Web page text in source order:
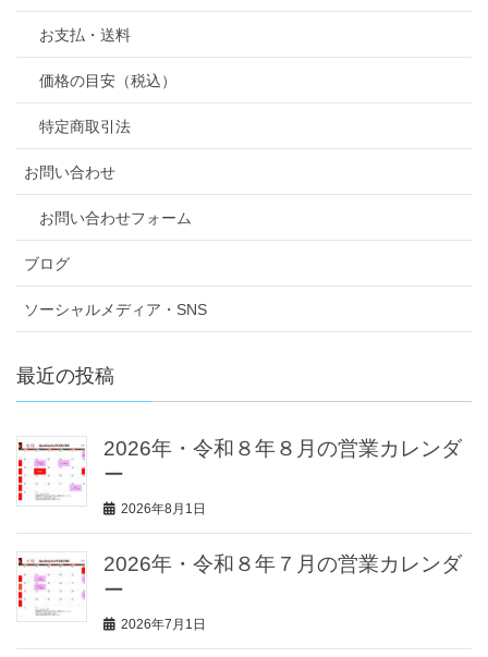
お支払・送料
価格の目安（税込）
特定商取引法
お問い合わせ
お問い合わせフォーム
ブログ
ソーシャルメディア・SNS
最近の投稿
2026年・令和８年８月の営業カレンダ
ー
2026年8月1日
2026年・令和８年７月の営業カレンダ
ー
2026年7月1日